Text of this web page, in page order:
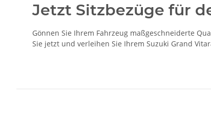
Jetzt Sitzbezüge für
Gönnen Sie Ihrem Fahrzeug maßgeschneiderte
Sie jetzt und verleihen Sie Ihrem Suzuki Grand